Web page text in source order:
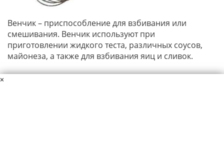
Венчик – приспособление для взбивания или
смешивания. Венчик используют при
приготовлении жидкого теста, различных соусов,
майонеза, а также для взбивания яиц и сливок.
×